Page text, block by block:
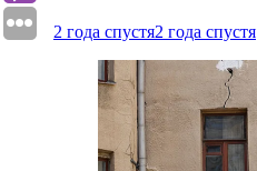
2 года спустя2 года спустя